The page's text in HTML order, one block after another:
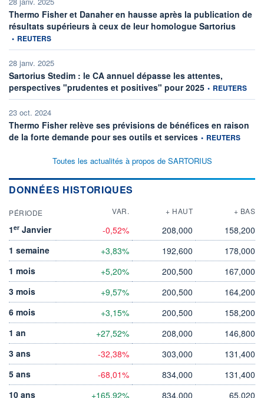
Thermo Fisher et Danaher en hausse après la publication de
résultats supérieurs à ceux de leur homologue Sartorius
• REUTERS
28 janv. 2025
Sartorius Stedim : le CA annuel dépasse les attentes,
perspectives "prudentes et positives" pour 2025 information
• REUTERS
23 oct. 2024
Thermo Fisher relève ses prévisions de bénéfices en raison
de la forte demande pour ses outils et services information fournie
• REUTERS
Toutes les actualités à propos de SARTORIUS
DONNÉES HISTORIQUES
PÉRIODE VAR. + HAUT + BAS
1er Janvier -0,52% 208,000
158,200
1 semaine
+3,83% 192,600
178,000
1 mois
+5,20% 200,500
167,000
3 mois
+9,57% 200,500
164,200
6 mois
+3,15% 200,500
158,200
1 an
+27,52% 208,000
146,800
3 ans
-32,38% 303,000
131,400
5 ans
-68,01% 834,000
131,400
10 ans
+165,92% 834,000
65,020